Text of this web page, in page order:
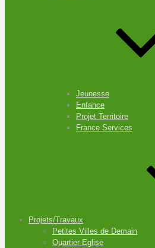
Jeunesse
Enfance
Projet Territoire
France Services
Projets/Travaux
Petites Villes de Demain
Quartier Eglise